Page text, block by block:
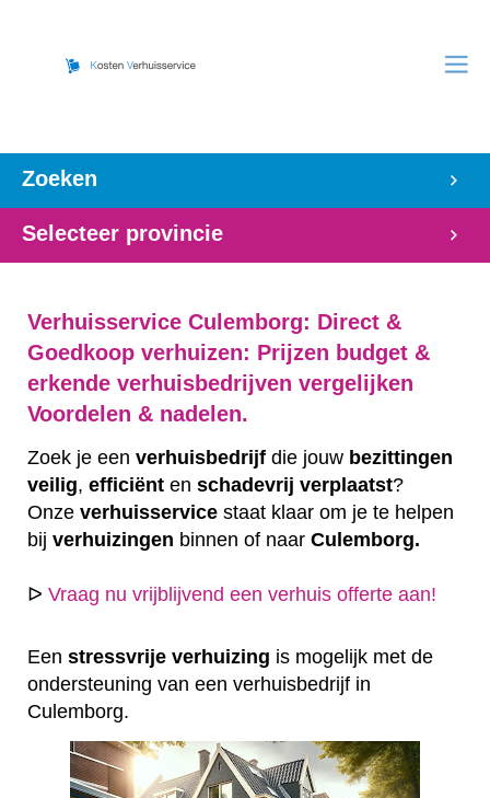
Zoeken
Selecteer provincie
Verhuisservice Culemborg: Direct &
Goedkoop verhuizen: Prijzen budget &
erkende verhuisbedrijven vergelijken
Voordelen & nadelen.
Zoek je een verhuisbedrijf die jouw bezittingen
veilig, efficiënt en schadevrij verplaatst?
Onze verhuisservice staat klaar om je te helpen
bij verhuizingen binnen of naar Culemborg.
ᐅ Vraag nu vrijblijvend een verhuis offerte aan!
Een stressvrije verhuizing is mogelijk met de
ondersteuning van een verhuisbedrijf in
Culemborg.